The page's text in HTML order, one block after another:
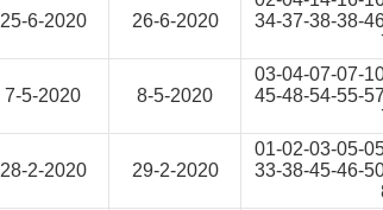
25-6-2020 26-6-2020
34-37-38-38-
7-5-2020 8-5-2020
03-04-07-07-
45-48-54-55-
28-2-2020 29-2-2020
01-02-03-05-
33-38-45-46-